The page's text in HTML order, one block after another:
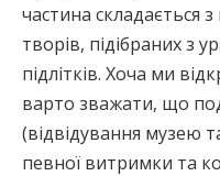
частина складається
творів, підібраних з
підлітків. Хоча ми
варто зважати, що
(відвідування музею
певної витримки та